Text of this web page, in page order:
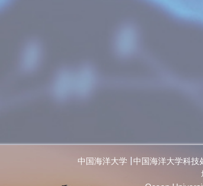
中国海洋大学 中国海洋大学科技